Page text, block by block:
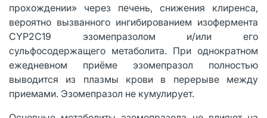
прохождении» через печень, снижения клиренса,
вероятно вызванного ингибированием изофермента
CYP2C19 эзомепразолом и/или его
сульфосодержащего метаболита. При однократном
ежедневном приёме эзомепразол полностью
выводится из плазмы крови в перерыве между
приемами. Эзомепразол не кумулирует.